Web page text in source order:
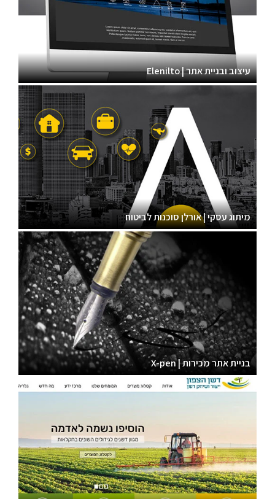
עיצוב ובניית אתר | Elenilto
מיתוג עסקי | אורלן סוכנות לביטוח
בניית אתר מכירות | X-pen